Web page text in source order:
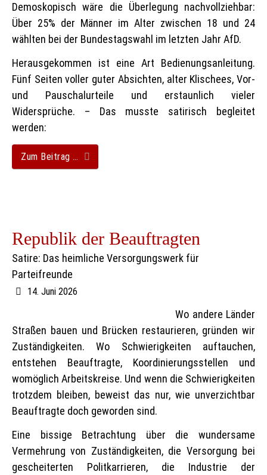
Demoskopisch wäre die Überlegung nachvollziehbar:
Über 25% der Männer im Alter zwischen 18 und 24
wählten bei der Bundestagswahl im letzten Jahr AfD.
Herausgekommen ist eine Art Bedienungsanleitung.
Fünf Seiten voller guter Absichten, alter Klischees, Vor-
und Pauschalurteile und erstaunlich vieler
Widersprüche. – Das musste satirisch begleitet
werden:
Zum Beitrag …
Republik der Beauftragten
Satire: Das heimliche Versorgungswerk für
Parteifreunde
14. Juni 2026
Wo andere Länder
Straßen bauen und Brücken restaurieren, gründen wir
Zuständigkeiten. Wo Schwierigkeiten auftauchen,
entstehen Beauftragte, Koordinierungsstellen und
womöglich Arbeitskreise. Und wenn die Schwierigkeiten
trotzdem bleiben, beweist das nur, wie unverzichtbar
Beauftragte doch geworden sind.
Eine bissige Betrachtung über die wundersame
Vermehrung von Zuständigkeiten, die Versorgung bei
gescheiterten Politkarrieren, die Industrie der